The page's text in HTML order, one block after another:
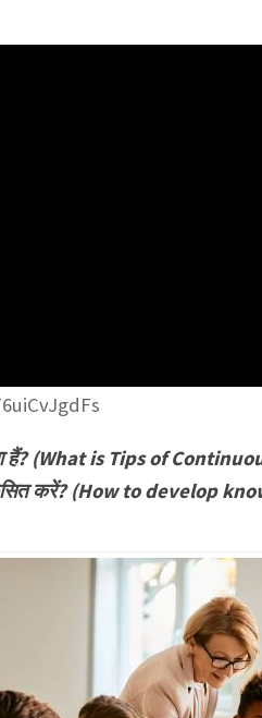
हैं? (What is Tips of
करें? (How to develop